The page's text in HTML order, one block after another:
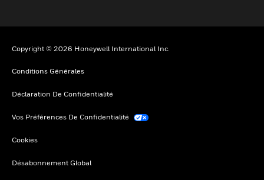
Copyright © 2026 Honeywell International Inc.
Conditions Générales
Déclaration De Confidentialité
Vos Préférences De Confidentialité
Cookies
Désabonnement Global